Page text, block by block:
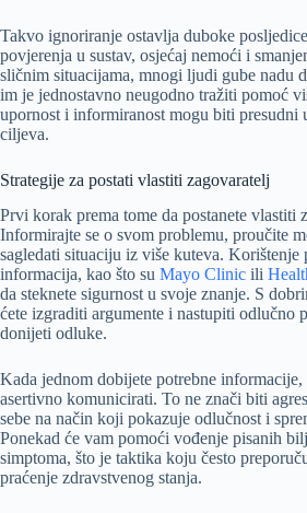
Takvo ignoriranje ostavlja duboke
povjerenja u sustav, osjećaj nemoći i
sličnim situacijama, mnogi ljudi gube nadu
im je jednostavno neugodno tražiti pomoć
upornost i informiranost mogu biti presudni
ciljeva.
Strategije za postati vlastiti zagovaratelj
Prvi korak prema tome da postanete vlastiti
Informirajte se o svom problemu, proučite
sagledati situaciju iz više kuteva. Korištenje
informacija, kao što su Mayo Clinic ili
da steknete sigurnost u svoje znanje. S
ćete izgraditi argumente i nastupiti odlučno
donijeti odluke.
Kada jednom dobijete potrebne
asertivno komunicirati. To ne znači biti
sebe na način koji pokazuje odlučnost i
Ponekad će vam pomoći vođenje pisanih
simptoma, što je taktika koju često
praćenje zdravstvenog stanja.